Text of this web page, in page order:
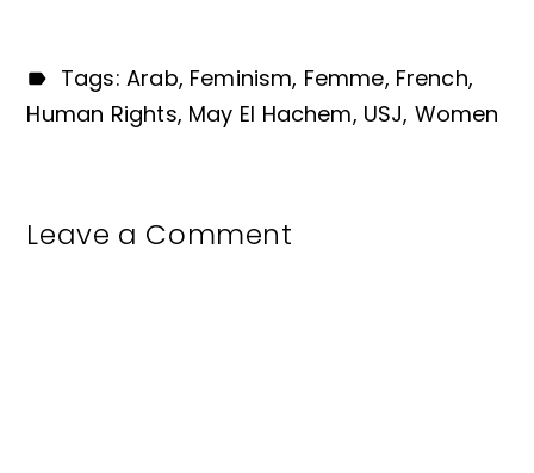
Tags:Arab Feminism Femme French
Human Rights May El Hachem USJ Women
Leave a Comment